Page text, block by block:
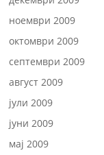
ноември 2009
октомври 2009
септември 2009
август 2009
јули 2009
јуни 2009
мај 2009